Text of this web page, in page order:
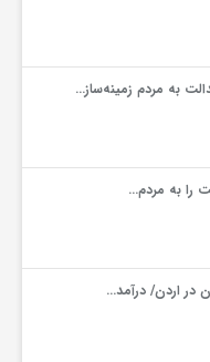
به مردم زمینه‌ساز…
را به مردم…